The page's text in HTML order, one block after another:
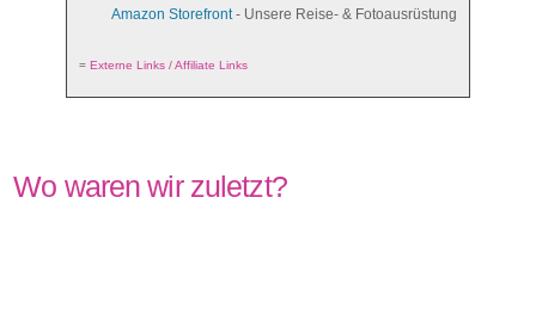
Amazon Storefront- Unsere Reise- & Fotoausrüstung
= Externe Links / Affiliate Links
Wo waren wir zuletzt?